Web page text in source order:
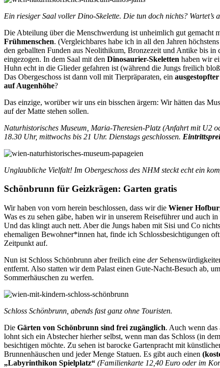
Ein riesiger Saal voller Dino-Skelette. Die tun doch nichts? Wartet’s
Die Abteilung über die Menschwerdung ist unheimlich gut gemacht
Frühmenschen. (Vergleichbares habe ich in all den Jahren
den geballten Funden aus Neolithikum, Bronzezeit und Antike bis
eingezogen. In dem Saal mit den Dinosaurier-Skeletten haben wir
Huhn echt in die Glieder gefahren ist (während die Jungs freilich
Das Obergeschoss ist dann voll mit Tierpräparaten, ein
auf Augenhöhe?
Das einzige, worüber wir uns ein bisschen ärgern: Wir hätten das
auf der Matte stehen sollen.
Naturhistorisches Museum, Maria-Theresien-Platz (Anfahrt mit U2
18.30 Uhr, mittwochs bis 21 Uhr. Dienstags geschlossen.
Unglaubliche Vielfalt! Im Obergeschoss des NHM steckt echt ein
Schönbrunn für Geizkrägen: Garten gratis
Wir haben von vorn herein beschlossen, dass wir die Wiener
Was es zu sehen gäbe, haben wir in unserem Reiseführer und auch
Und das klingt auch nett. Aber die Jungs haben mit Sisi und Co
ehemaligen Bewohner*innen hat, finde ich Schlossbesichtigungen
Zeitpunkt auf.
Nun ist Schloss Schönbrunn aber freilich eine der
entfernt. Also statten wir dem Palast einen Gute-Nacht-Besuch ab,
Sommerhäuschen zu werfen.
Schloss Schönbrunn, abends fast ganz ohne Touristen.
Die Gärten von Schönbrunn sind frei zugänglich. Auch wenn
lohnt sich ein Abstecher hierher selbst, wenn man das Schloss (in
besichtigen möchte. Zu sehen ist barocke Gartenpracht mit
Brunnenhäuschen und jeder Menge Statuen. Es gibt auch einen
„Labyrinthikon Spielplatz“ (Familienkarte 12,40 Euro oder im